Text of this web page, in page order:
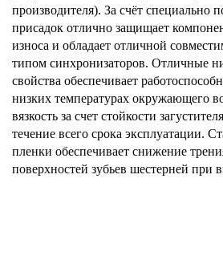
производителя). За счёт специально
присадок отлично защищает
износа и обладает отличной
типом синхронизаторов. Отличные
свойства обеспечивает
низких температурах окружающего
вязкость за счет стойкости
течение всего срока эксплуатации.
пленки обеспечивает снижение
поверхностей зубьев шестерней при